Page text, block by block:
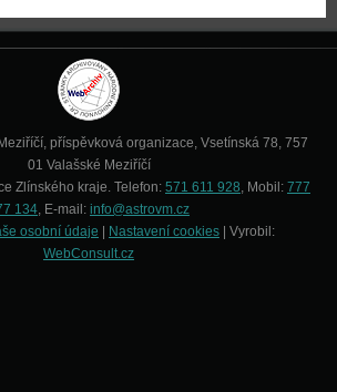
příspěvková organizace, Vsetínská 78, 757
01 Valašské Meziříčí
Zlínského kraje. Telefon: 571 611 928, Mobil: 777
134, E-mail: info@astrovm.cz
osobní údaje
Nastavení cookies | Vyrobil:
WebConsult.cz